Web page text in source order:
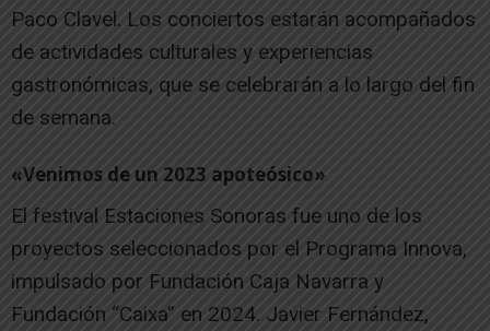
Paco Clavel. Los conciertos estarán acompañados
de actividades culturales y experiencias
gastronómicas, que se celebrarán a lo largo del fin
de semana.
«Venimos de un 2023 apoteósico»
El festival Estaciones Sonoras fue uno de los
proyectos seleccionados por el Programa Innova,
impulsado por Fundación Caja Navarra y
Fundación “Caixa” en 2024. Javier Fernández,